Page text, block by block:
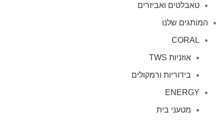
טאבלטים ואביזרים
המותגים שלנו
CORAL
אוזניות TWS
בידוריות ורמקולים
ENERGY
מטעני בית